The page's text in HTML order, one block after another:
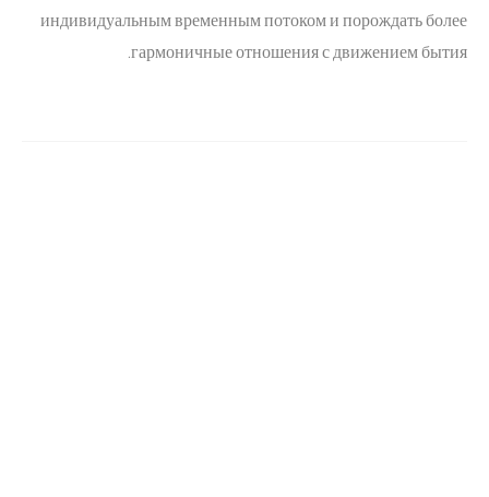
индивидуальным временным потоком и порождать более
гармоничные отношения с движением бытия.